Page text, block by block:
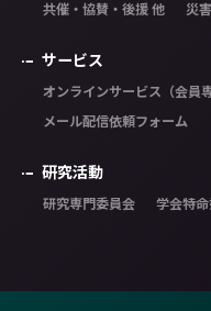
共催・協賛・後援 他 災
サービス
オンラインサービス（会員専
メール配信依頼フォーム
研究活動
研究専門委員会 学会特